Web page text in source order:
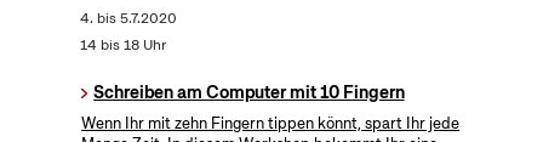
4. bis5.7.2020
14 bis 18 Uhr
Schreiben am Computer mit 10 Fingern
Wenn Ihr mit zehn Fingern tippen könnt, spart Ihr jede